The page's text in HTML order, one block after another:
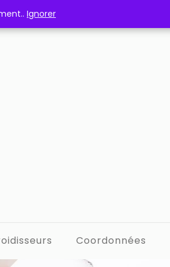
Coordonnées
Ignorer
Ignorer